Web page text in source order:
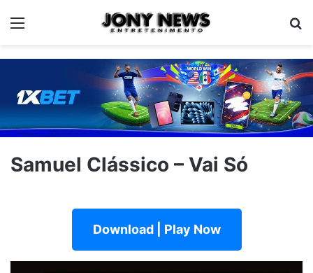
Menu
Samuel Clássico – Vai Só
Download | Play Now